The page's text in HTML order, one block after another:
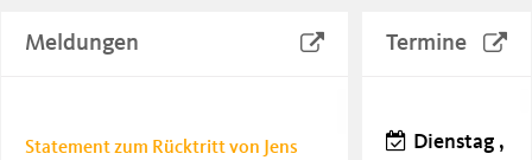
Meldungen
Statement zum Rücktritt von Jens
Termine
Dienstag ,